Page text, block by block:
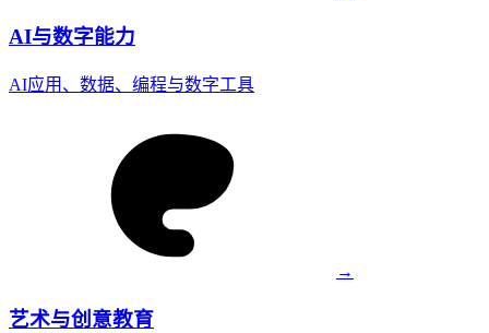
AI与数字能力
AI应用、数据、编程与数字工具
→
艺术与创意教育